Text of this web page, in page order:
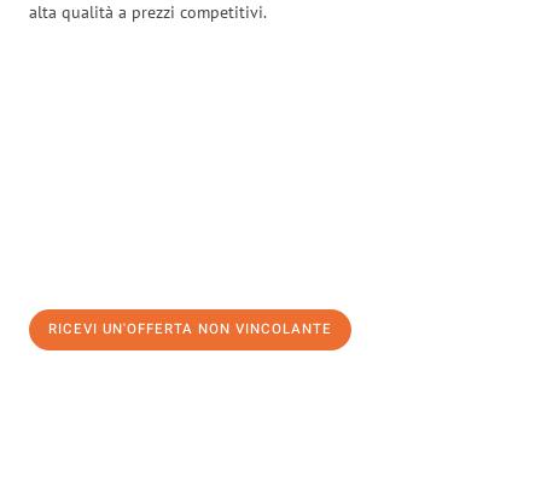
alta qualità a prezzi competitivi.
RICEVI UN'OFFERTA NON VINCOLANTE